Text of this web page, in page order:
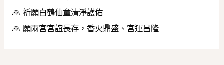
🙏 祈願白鶴仙童清淨護佑
🙏 願兩宮宮誼長存，香火鼎盛、宮運昌隆